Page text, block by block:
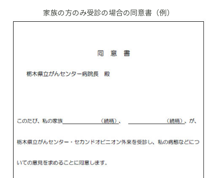
家族の方のみ受診の場合の同意書（例）